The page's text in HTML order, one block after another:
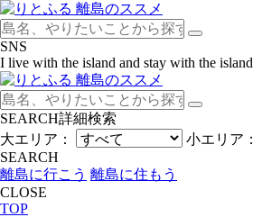
SNS
I live with the island and stay with the island
SEARCH詳細検索
大エリア：
小エリア：
SEARCH
離島に行こう 離島に住もう
CLOSE
TOP